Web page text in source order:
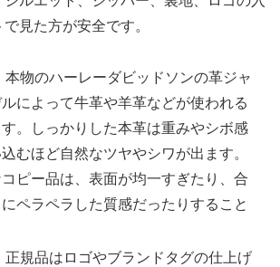
見た方が安全です。
本物のハーレーダビッドソンの革ジャ
によって牛革や羊革などが使われる
。しっかりした本革は重みやシボ感
むほど自然なツヤやシワが出ます。
ピー品は、表面が均一すぎたり、合
ペラペラした質感だったりすること
正規品はロゴやブランドタグの仕上げ